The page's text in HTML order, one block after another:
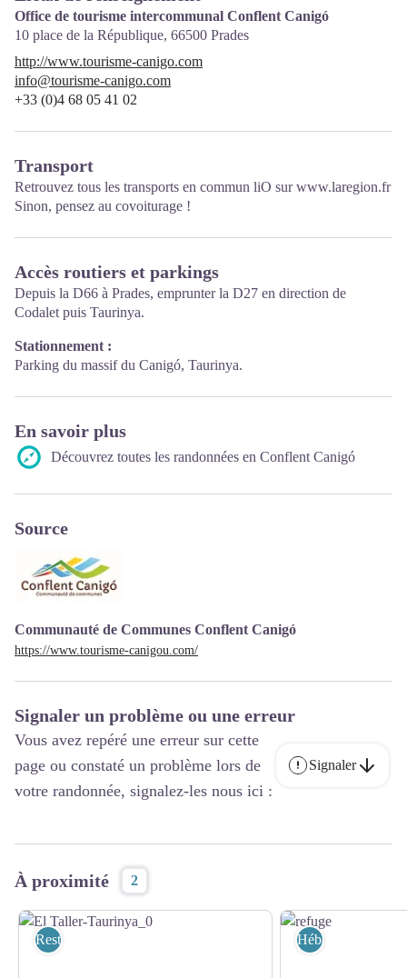
Office de tourisme intercommunal Conflent Canigó
10 place de la République, 66500 Prades
http://www.tourisme-canigo.com
info@tourisme-canigo.com
+33 (0)4 68 05 41 02
Transport
Retrouvez tous les transports en commun liO surwww.laregion.fr
Sinon, pensez au covoiturage !
Accès routiers et parkings
Depuis la D66 à Prades, emprunter la D27 en direction de
Codalet puis Taurinya.
Stationnement :
Parking du massif du Canigó, Taurinya.
En savoir plus
Découvrez toutes les randonnées en Conflent Canigó
Source
Communauté de Communes Conflent Canigó
https://www.tourisme-canigou.com/
Signaler un problème ou une erreur
Vous avez repéré une erreur sur cette
page ou constaté un problème lors de
votre randonnée, signalez-les nous ici :
Signaler
À proximité 2
Restaurant Hébergement